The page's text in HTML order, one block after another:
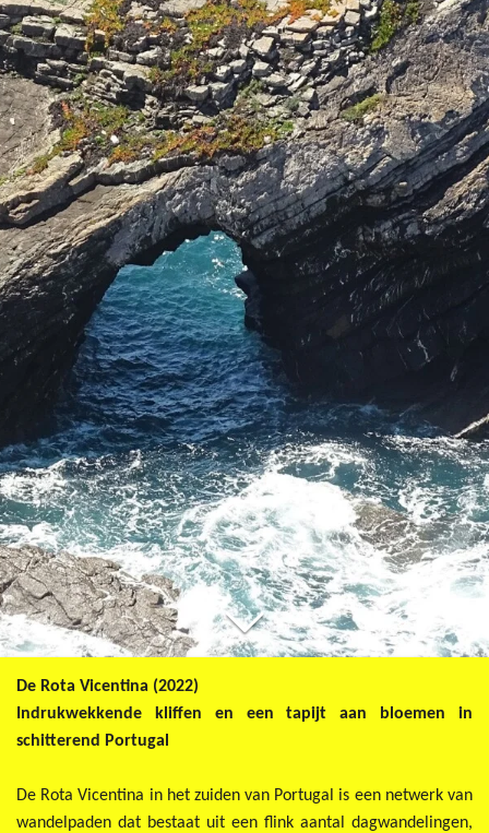
De Rota Vicentina (2022)
Indrukwekkende kliffen en een tapijt aan bloemen in
schitterend Portugal
De Rota Vicentina in het zuiden van Portugal is een netwerk van
wandelpaden dat bestaat uit een flink aantal dagwandelingen,